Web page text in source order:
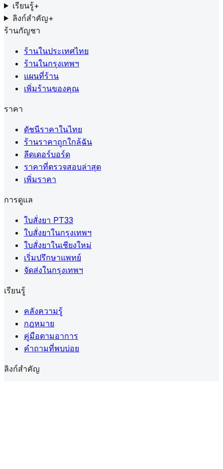
เรียนรู้+
ลิงก์สำคัญ+
ร้านกัญชา
ร้านในประเทศไทย
ร้านในกรุงเทพฯ
แผนที่ร้าน
เพิ่มร้านของคุณ
ราคา
ดัชนีราคาในไทย
ร้านราคาถูกใกล้ฉัน
ลีดเดอร์บอร์ด
ราคาที่ตรวจสอบล่าสุด
เพิ่มราคา
การดูแล
ใบสั่งยา PT33
ใบสั่งยาในกรุงเทพฯ
ใบสั่งยาในเชียงใหม่
เริ่มปรึกษาแพทย์
จัดส่งในกรุงเทพฯ
เรียนรู้
คลังความรู้
กฎหมาย
คู่มือตามอาการ
คำถามที่พบบ่อย
ลิงก์สำคัญ